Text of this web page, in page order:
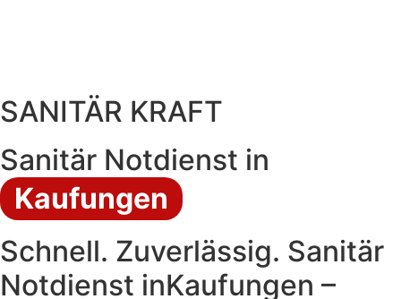
SANITÄR KRAFT
Sanitär Notdienst in
Kaufungen
Schnell. Zuverlässig. Sanitär
Notdienst inKaufungen –